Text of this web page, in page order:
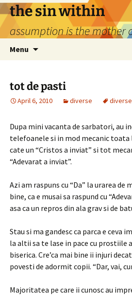
Skip
to
content
the sin within
assumption is the mother
Menu
tot de pasti
April 6, 2010 diverse diverse
Dupa mini vacanta de sarbatori, au
telefoanele si in mod mecanic toata
cate un “Cristos a inviat” si tot
“Adevarat a inviat”.
Azi am raspuns cu “Da” la urarea de
bine, ca e musai sa raspund cu
asa ca un repros din ala grav si de
Stau si ma gandesc ca parca e ceva
la altii sa te lase in pace cu prostiile
biserica. Cre’ca mai bine ii injuri
povesti de adormit copii. “Dar, vai,
Majoritatea pe care ii cunosc au